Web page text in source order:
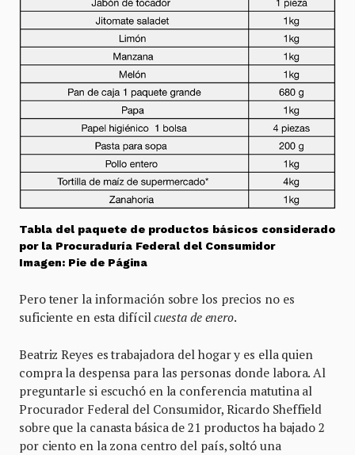
Tabla del paquete de productos básicos considerado
por la Procuraduría Federal del Consumidor
Imagen: Pie de Página
Pero tener la información sobre los precios no es
suficiente en esta difícilcuesta de enero.
Beatriz Reyes es trabajadora del hogar y es ella quien
compra la despensa para las personas donde labora. Al
preguntarle si escuchó en la conferencia matutina al
Procurador Federal del Consumidor, Ricardo Sheffield
sobre que la canasta básica de 21 productos ha bajado 2
por ciento en la zona centro del país, soltó una